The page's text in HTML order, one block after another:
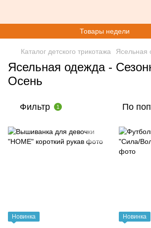
Товары недели
Каталог детского трикотажа Ясельная
Ясельная одежда -
Осень
Фильтр 1 По
Новинка Новинка